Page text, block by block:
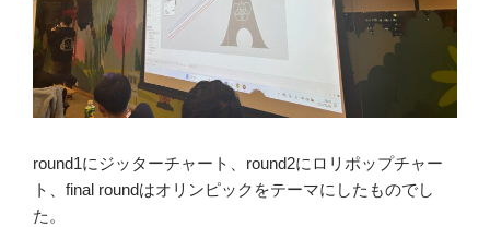
round1にジッターチャート、round2にロリポップチャー
ト、final roundはオリンピックをテーマにしたものでし
た。